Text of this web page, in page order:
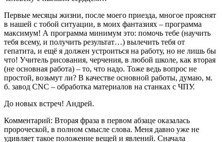
Первые месяцы жизни, после моего приезда, многое прояснят
в нашей с тобой ситуации, в моих фантазиях – программа
максимум! А программа минимум это: помочь тебе (научить
тебя всему, и получить результат…) вылечить тебя от
гепатита, и ещё я должен устроиться на работу, но не лишь бы
что! Учитель рисования, черчения, в любой школе, как вторая
(не основная работа) – то, что надо. Тоже ведь вопрос не
простой, возьмут ли? В качестве основной работы, думаю, м.
б. завод CNC – обработка материалов на станках с ЧПУ.
До новых встреч! Андрей.
Комментарий: Вторая фраза в первом абзаце оказалась
пророческой, в полном смысле слова. Меня давно уже не
удивляет такое положение вещей и явлений. Сначала